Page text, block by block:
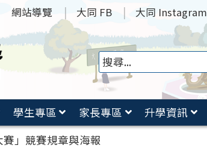
網站導覽 大同 FB 大同 Instagram
學生專區 家長專區 升學資訊
賽」競賽規章與海報